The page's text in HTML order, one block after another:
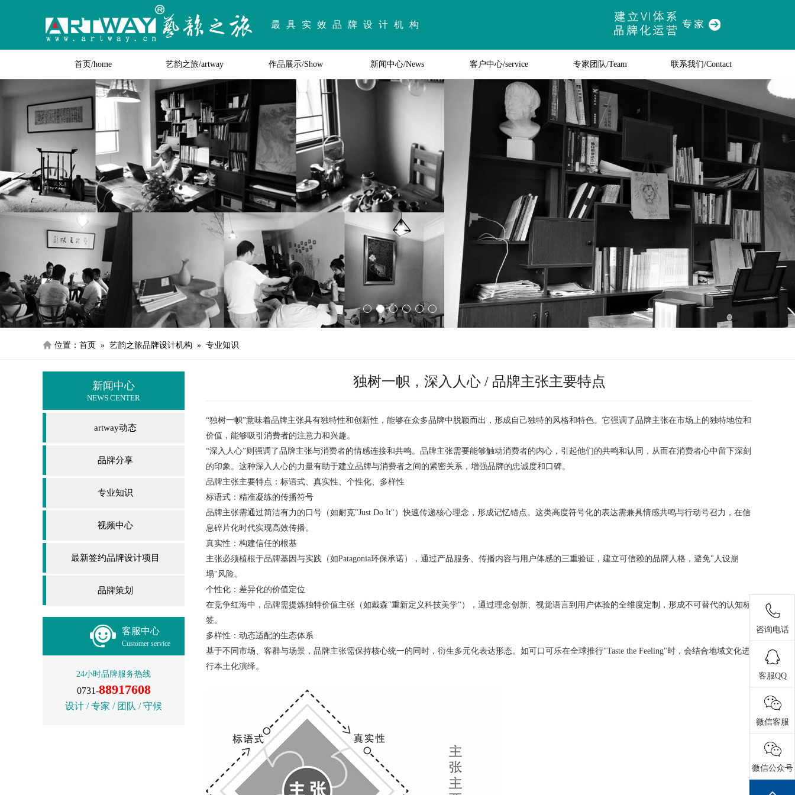
最具实效品牌设计机构
首页/home 艺韵之旅/artway 作品展示/Show 新闻中心/News 客户中心/service 专家团队/Team 联系我们/Contact
1 2 3 4 5 6
位置： 首页 » 艺韵之旅品牌设计机构 » 专业知识
新闻中心
NEWS CENTER
artway动态
品牌分享
专业知识
视频中心
最新签约品牌设计项目
品牌策划
客服中心
Customer service
24小时品牌服务热线
0731-88917608
设计 / 专家 / 团队 / 守候
独树一帜，深入人心 / 品牌主张主要特点
“独树一帜”意味着品牌主张具有独特性和创新性，能够在众多品牌中脱颖而出，形成自己独特的风格和特色。它强调了品牌主张在市场上的独特地位和
价值，能够吸引消费者的注意力和兴趣。
“深入人心”则强调了品牌主张与消费者的情感连接和共鸣。品牌主张需要能够触动消费者的内心，引起他们的共鸣和认同，从而在消费者心中留下深刻
的印象。这种深入人心的力量有助于建立品牌与消费者之间的紧密关系，增强品牌的忠诚度和口碑。
品牌主张主要特点：标语式、真实性、个性化、多样性
标语式：精准凝练的传播符号‌
品牌主张需通过简洁有力的口号（如耐克"Just Do It"）快速传递核心理念，形成记忆锚点。这类高度符号化的表达需兼具情感共鸣与行动号召力，在信
息碎片化时代实现高效传播。
真实性：构建信任的根基‌
主张必须植根于品牌基因与实践（如Patagonia环保承诺），通过产品服务、传播内容与用户体感的三重验证，建立可信赖的品牌人格，避免"人设崩
塌"风险。
个性化：差异化的价值定位‌
在竞争红海中，品牌需提炼独特价值主张（如戴森"重新定义科技美学"），通过理念创新、视觉语言到用户体验的全维度定制，形成不可替代的认知标
签。
多样性：动态适配的生态体系‌
基于不同市场、客群与场景，品牌主张需保持核心统一的同时，衍生多元化表达形态。如可口可乐在全球推行"Taste the Feeling"时，会结合地域文化进
行本土化演绎。
咨询电话
客服QQ
微信客服
微信公众号